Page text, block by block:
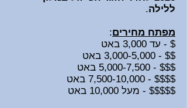
ללילה.
מפתח מחירים:
$ - עד 3,000 באט
$$ - 3,000-5,000 באט
$$$ - 5,000-7 ,500 באט
$$$$ - 7,500-10,000 באט
$$$$$ - מעל 10,000 באט